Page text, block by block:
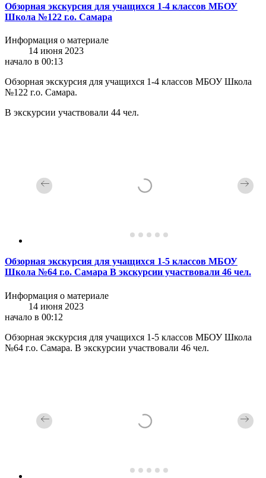
Обзорная экскурсия для учащихся 1-4 классов МБОУ
Школа №122 г.о. Самара
Информация о материале
14 июня 2023
начало в 00:13
Обзорная экскурсия для учащихся 1-4 классов МБОУ Школа
№122 г.о. Самара.
В экскурсии участвовали 44 чел.
Обзорная экскурсия для учащихся 1-5 классов МБОУ
Школа №64 г.о. Самара В экскурсии участвовали 46 чел.
Информация о материале
14 июня 2023
начало в 00:12
Обзорная экскурсия для учащихся 1-5 классов МБОУ Школа
№64 г.о. Самара. В экскурсии участвовали 46 чел.